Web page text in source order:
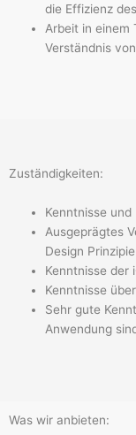
die Effizienz
Arbeit in einem
Verständnis
Zuständigkeiten:
Kenntnisse
Ausgeprägtes
Design
Kenntnisse der
Kenntnisse
Sehr gute
Anwendung
Was wir anbieten: